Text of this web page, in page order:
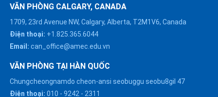
VĂN PHÒNG CALGARY, CANADA
1709, 23rd Avenue NW, Calgary, Alberta, T2M1V6, Canada
Điện thoại: +1.825.365.6044
Email: can_office@amec.edu.vn
VĂN PHÒNG TẠI HÀN QUỐC
Chungcheongnamdo cheon-ansi seobuggu seobu8gil 47
Điện thoại: 010 - 9242 - 2311
HÀ NỘI :